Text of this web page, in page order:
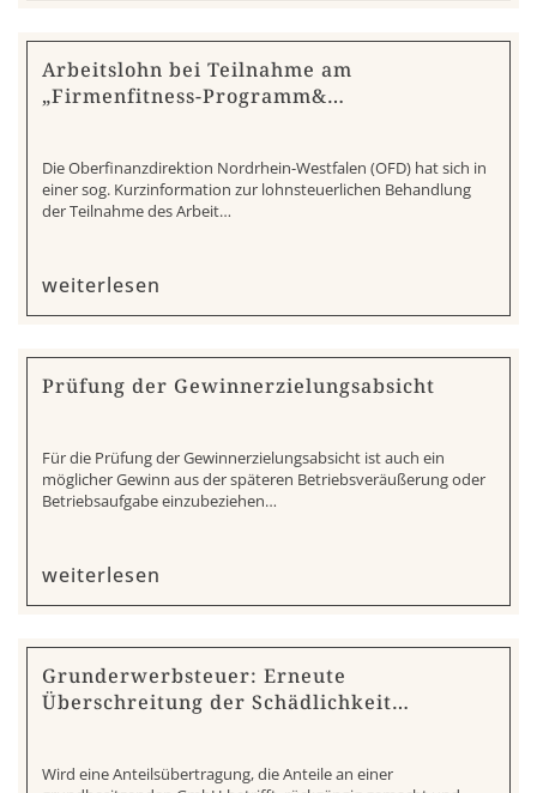
Arbeitslohn bei Teilnahme am
„Firmenfitness-Programm&…
Die Oberfinanzdirektion Nordrhein-Westfalen (OFD) hat sich in
einer sog. Kurzinformation zur lohnsteuerlichen Behandlung
der Teilnahme des Arbeit…
weiterlesen
Prüfung der Gewinnerzielungsabsicht
Für die Prüfung der Gewinnerzielungsabsicht ist auch ein
möglicher Gewinn aus der späteren Betriebsveräußerung oder
Betriebsaufgabe einzubeziehen…
weiterlesen
Grunderwerbsteuer: Erneute
Überschreitung der Schädlichkeit…
Wird eine Anteilsübertragung, die Anteile an einer